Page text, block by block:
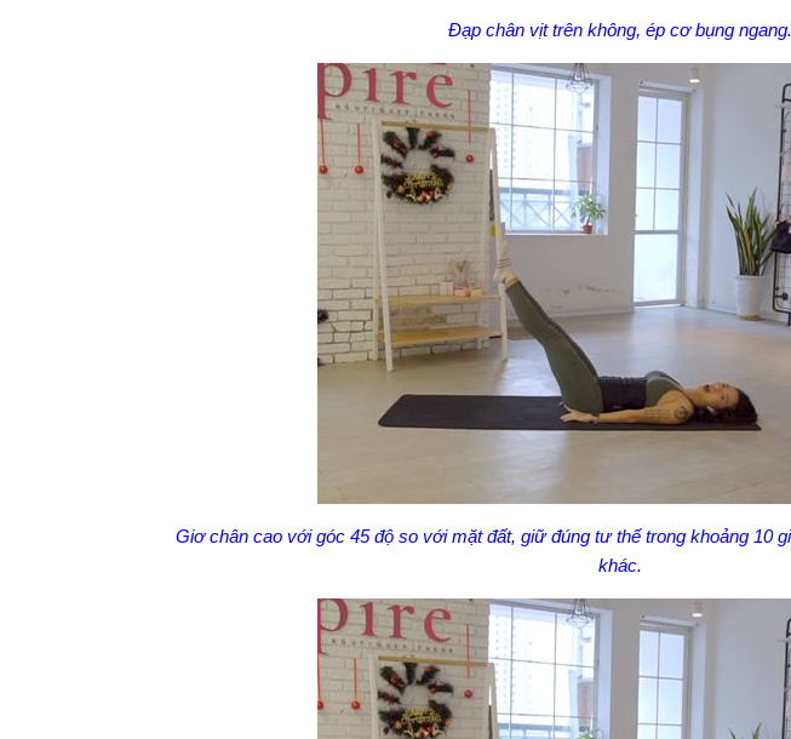
Đạp chân vịt trên không, ép cơ bụng ngang.
Giơ chân cao với góc 45 độ so với mặt đất, giữ đúng tư thế trong khoảng 10
khác.